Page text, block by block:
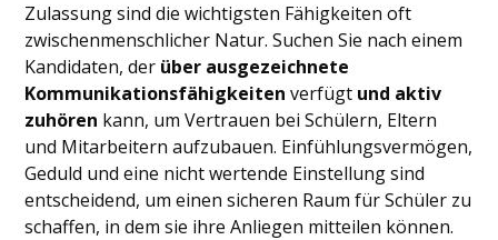
Zulassung sind die wichtigsten Fähigkeiten oft
zwischenmenschlicher Natur. Suchen Sie nach einem
Kandidaten, der über ausgezeichnete
Kommunikationsfähigkeiten verfügt und aktiv
zuhören kann, um Vertrauen bei Schülern, Eltern
und Mitarbeitern aufzubauen. Einfühlungsvermögen,
Geduld und eine nicht wertende Einstellung sind
entscheidend, um einen sicheren Raum für Schüler zu
schaffen, in dem sie ihre Anliegen mitteilen können.